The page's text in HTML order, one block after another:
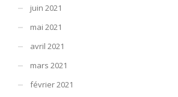
juin 2021
mai 2021
avril 2021
mars 2021
février 2021